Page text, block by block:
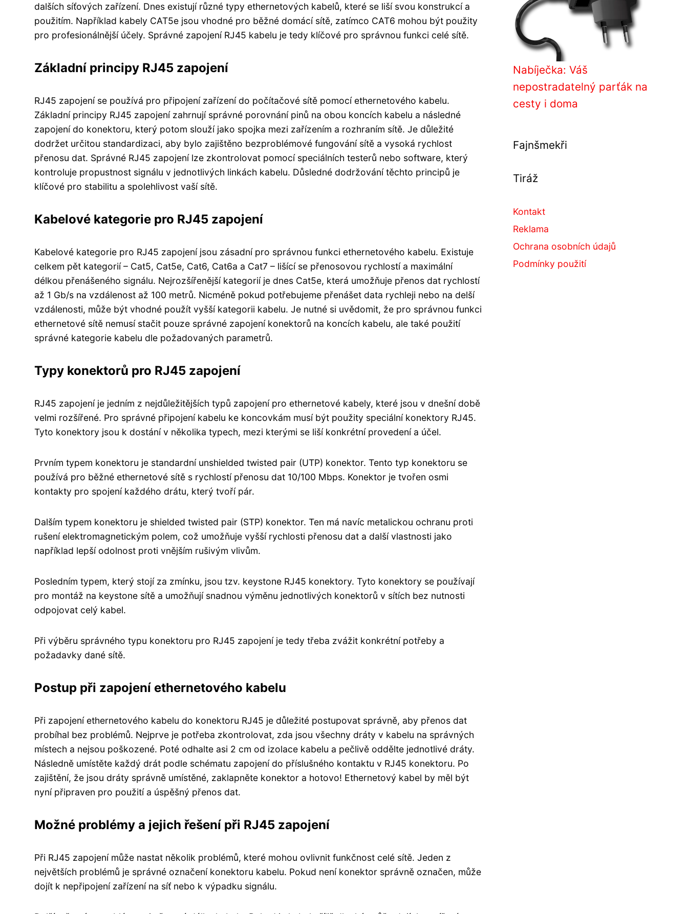
dalších síťových zařízení. Dnes existují různé typy ethernetových kabelů, které se liší svou konstrukcí a
použitím. Například kabely CAT5e jsou vhodné pro běžné domácí sítě, zatímco CAT6 mohou být použity
pro profesionálnější účely. Správné zapojení RJ45 kabelu je tedy klíčové pro správnou funkci celé sítě.
Základní principy RJ45 zapojení
RJ45 zapojení se používá pro připojení zařízení do počítačové sítě pomocí ethernetového kabelu.
Základní principy RJ45 zapojení zahrnují správné porovnání pinů na obou koncích kabelu a následné
zapojení do konektoru, který potom slouží jako spojka mezi zařízením a rozhraním sítě. Je důležité
dodržet určitou standardizaci, aby bylo zajištěno bezproblémové fungování sítě a vysoká rychlost
přenosu dat. Správné RJ45 zapojení lze zkontrolovat pomocí speciálních testerů nebo software, který
kontroluje propustnost signálu v jednotlivých linkách kabelu. Důsledné dodržování těchto principů je
klíčové pro stabilitu a spolehlivost vaší sítě.
Kabelové kategorie pro RJ45 zapojení
Kabelové kategorie pro RJ45 zapojení jsou zásadní pro správnou funkci ethernetového kabelu. Existuje
celkem pět kategorií – Cat5, Cat5e, Cat6, Cat6a a Cat7 – lišící se přenosovou rychlostí a maximální
délkou přenášeného signálu. Nejrozšířenější kategorií je dnes Cat5e, která umožňuje přenos dat rychlostí
až 1 Gb/s na vzdálenost až 100 metrů. Nicméně pokud potřebujeme přenášet data rychleji nebo na delší
vzdálenosti, může být vhodné použít vyšší kategorii kabelu. Je nutné si uvědomit, že pro správnou funkci
ethernetové sítě nemusí stačit pouze správné zapojení konektorů na koncích kabelu, ale také použití
správné kategorie kabelu dle požadovaných parametrů.
Typy konektorů pro RJ45 zapojení
RJ45 zapojení je jedním z nejdůležitějších typů zapojení pro ethernetové kabely, které jsou v dnešní době
velmi rozšířené. Pro správné připojení kabelu ke koncovkám musí být použity speciální konektory RJ45.
Tyto konektory jsou k dostání v několika typech, mezi kterými se liší konkrétní provedení a účel.
Prvním typem konektoru je standardní unshielded twisted pair (UTP) konektor. Tento typ konektoru se
používá pro běžné ethernetové sítě s rychlostí přenosu dat 10/100 Mbps. Konektor je tvořen osmi
kontakty pro spojení každého drátu, který tvoří pár.
Dalším typem konektoru je shielded twisted pair (STP) konektor. Ten má navíc metalickou ochranu proti
rušení elektromagnetickým polem, což umožňuje vyšší rychlosti přenosu dat a další vlastnosti jako
například lepší odolnost proti vnějším rušivým vlivům.
Posledním typem, který stojí za zmínku, jsou tzv. keystone RJ45 konektory. Tyto konektory se používají
pro montáž na keystone sítě a umožňují snadnou výměnu jednotlivých konektorů v sítích bez nutnosti
odpojovat celý kabel.
Při výběru správného typu konektoru pro RJ45 zapojení je tedy třeba zvážit konkrétní potřeby a
požadavky dané sítě.
Postup při zapojení ethernetového kabelu
Při zapojení ethernetového kabelu do konektoru RJ45 je důležité postupovat správně, aby přenos dat
probíhal bez problémů. Nejprve je potřeba zkontrolovat, zda jsou všechny dráty v kabelu na správných
místech a nejsou poškozené. Poté odhalte asi 2 cm od izolace kabelu a pečlivě oddělte jednotlivé dráty.
Následně umístěte každý drát podle schématu zapojení do příslušného kontaktu v RJ45 konektoru. Po
zajištění, že jsou dráty správně umístěné, zaklapněte konektor a hotovo! Ethernetový kabel by měl být
nyní připraven pro použití a úspěšný přenos dat.
Možné problémy a jejich řešení při RJ45 zapojení
Při RJ45 zapojení může nastat několik problémů, které mohou ovlivnit funkčnost celé sítě. Jeden z
největších problémů je správné označení konektoru kabelu. Pokud není konektor správně označen, může
dojít k nepřipojení zařízení na síť nebo k výpadku signálu.
Nabíječka: Váš
nepostradatelný parťák na
cesty i doma
Fajnšmekři
Tiráž
Kontakt
Reklama
Ochrana osobních údajů
Podmínky použití